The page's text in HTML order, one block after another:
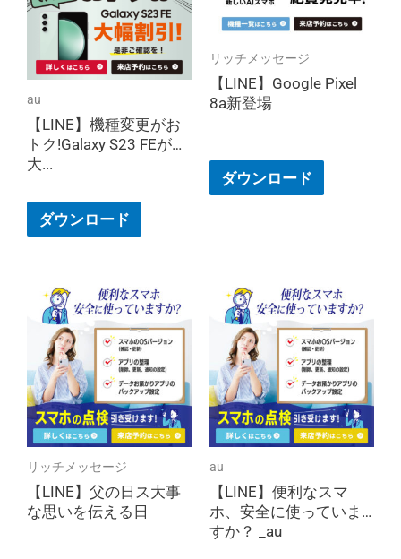
au
【LINE】機種変更がお
トク!Galaxy S23 FEが最
大...
ダウンロード
リッチメッセージ
【LINE】Google Pixel
8a新登場
ダウンロード
リッチメッセージ
【LINE】父の日ス大事
な思いを伝える日
au
【LINE】便利なスマ
ホ、安全に使っていま
すか？ _au